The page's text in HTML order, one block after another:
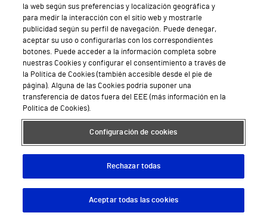
Calle Ingeniero Joaquín Benlloch, 89
961 204 247
Pedir Cita
Ver todos
Descargar App
la web según sus preferencias y localización geográfica y
para medir la interacción con el sitio web y mostrarle
publicidad según su perfil de navegación. Puede denegar,
aceptar su uso o configurarlas con los correspondientes
botones. Puede acceder a la información completa sobre
nuestras Cookies y configurar el consentimiento a través de
la Política de Cookies (también accesible desde el pie de
página). Alguna de las Cookies podría suponer una
transferencia de datos fuera del EEE (más información en la
Política de Cookies).
Configuración de cookies
Rechazar todas
Aceptar todas las cookies